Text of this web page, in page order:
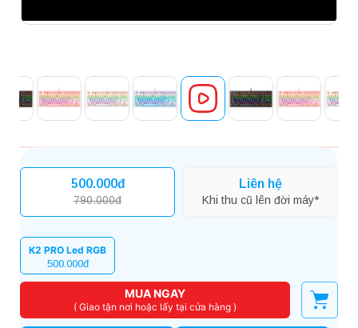
500.000đ
790.000đ
Liên hệ
Khi thu cũ lên đời máy*
K2 PRO Led RGB
500.000đ
MUA NGAY
( Giao tận nơi hoặc lấy tại cửa hàng )